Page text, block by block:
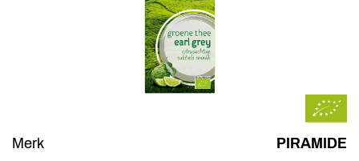
Merk
PIRAMIDE